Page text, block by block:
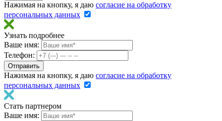
Нажимая на кнопку, я даю согласие на обработку
персональных данных
Узнать подробнее
Ваше имя:
Телефон:
Нажимая на кнопку, я даю согласие на обработку
персональных данных
Стать партнером
Ваше имя: